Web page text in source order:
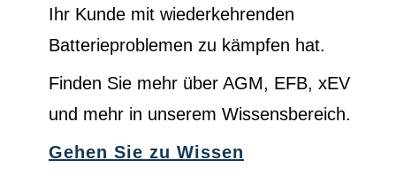
Ihr Kunde mit wiederkehrenden
Batterieproblemen zu kämpfen hat.
Finden Sie mehr über AGM, EFB, xEV
und mehr in unserem Wissensbereich.
Gehen Sie zu Wissen